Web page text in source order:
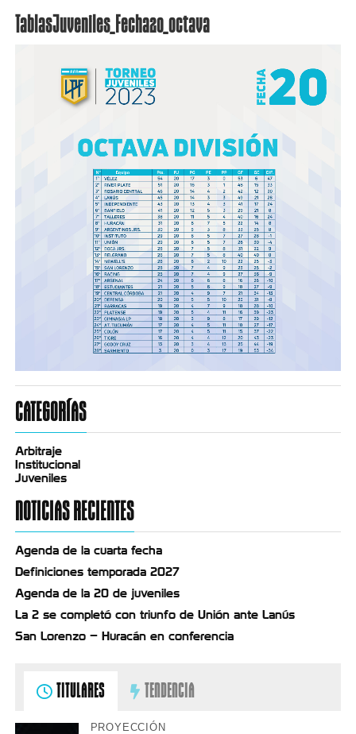
TablasJuveniles_Fecha20_octava
CATEGORÍAS
Arbitraje
Institucional
Juveniles
NOTICIAS RECIENTES
Agenda de la cuarta fecha
Definiciones temporada 2027
Agenda de la 20 de juveniles
La 2 se completó con triunfo de Unión ante Lanús
San Lorenzo – Huracán en conferencia
TITULARES TENDENCIA
PROYECCIÓN